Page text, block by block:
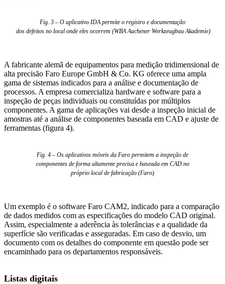
Fig. 3 – O aplicativo IDA permite o registro e documentação
dos defeitos no local onde eles ocorrem (WBA Aachener Werkzeugbau Akademie)
A fabricante alemã de equipamentos para medição tridimensional de
alta precisão Faro Europe GmbH & Co. KG oferece uma ampla
gama de sistemas indicados para a análise e documentação de
processos. A empresa comercializa hardware e software para a
inspeção de peças individuais ou constituídas por múltiplos
componentes. A gama de aplicações vai desde a inspeção inicial de
amostras até a análise de componentes baseada em CAD e ajuste de
ferramentas (figura 4).
Fig. 4 – Os aplicativos móveis da Faro permitem a inspeção de
componentes de forma altamente precisa e baseada em CAD no
próprio local de fabricação (Faro)
Um exemplo é o software Faro CAM2, indicado para a comparação
de dados medidos com as especificações do modelo CAD original.
Assim, especialmente a aderência às tolerâncias e a qualidade da
superfície são verificadas e asseguradas. Em caso de desvio, um
documento com os detalhes do componente em questão pode ser
encaminhado para os departamentos responsáveis.
Listas digitais